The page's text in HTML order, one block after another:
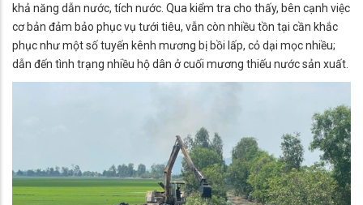
khả năng dẫn nước, tích nước. Qua kiểm tra cho thấy, bên cạnh việc
cơ bản đảm bảo phục vụ tưới tiêu, vẫn còn nhiều tồn tại cần khắc
phục như một số tuyến kênh mương bị bồi lấp, cỏ dại mọc nhiều;
dẫn đến tình trạng nhiều hộ dân ở cuối mương thiếu nước sản xuất.